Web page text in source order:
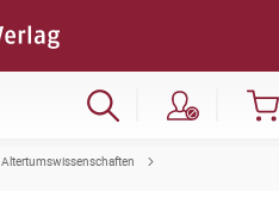
Altertumswissenschaften